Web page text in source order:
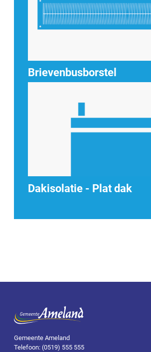
Brievenbusborstel
Dakisolatie - Plat dak
Gemeente Ameland
Telefoon: (0519) 555 555